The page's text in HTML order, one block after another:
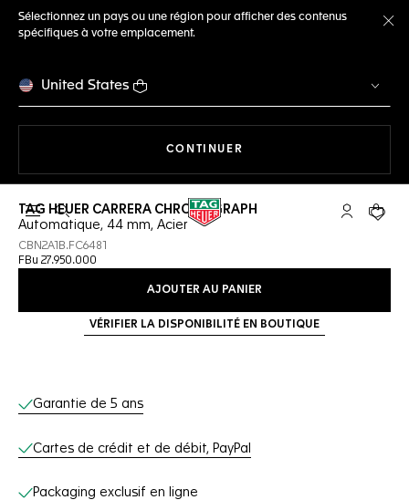
Sélectionnez un pays ou une région pour afficher des contenus
spécifiques à votre emplacement.
United States
CONTINUER
Ouvrir la barre de recherche Compte My
Votre
TAG HEUER CARRERA CHRONOGRAPH
Automatique, 44 mm, Acier
CBN2A1B.FC6481
FBu 27.950.000
AJOUTER AU PANIER
VÉRIFIER LA DISPONIBILITÉ EN BOUTIQUE
Services en ligne
Garantie de 5 ans
Cartes de crédit et de débit, PayPal
Packaging exclusif en ligne